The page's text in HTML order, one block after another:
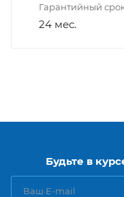
Гарантийный
24 мес.
Будьте в